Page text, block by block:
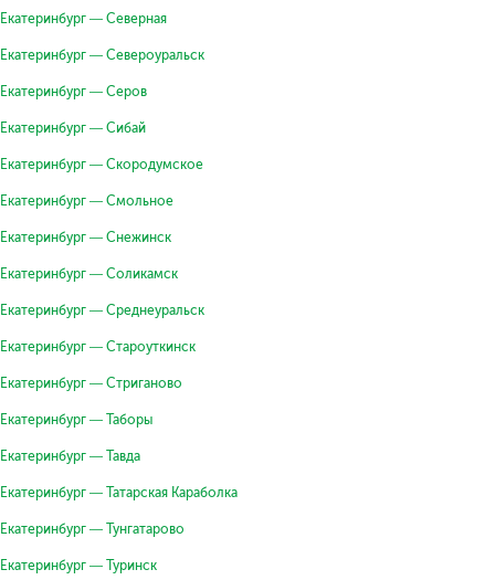
Екатеринбург — Северная
Екатеринбург — Североуральск
Екатеринбург — Серов
Екатеринбург — Сибай
Екатеринбург — Скородумское
Екатеринбург — Смольное
Екатеринбург — Снежинск
Екатеринбург — Соликамск
Екатеринбург — Среднеуральск
Екатеринбург — Староуткинск
Екатеринбург — Стриганово
Екатеринбург — Таборы
Екатеринбург — Тавда
Екатеринбург — Татарская Караболка
Екатеринбург — Тунгатарово
Екатеринбург — Туринск